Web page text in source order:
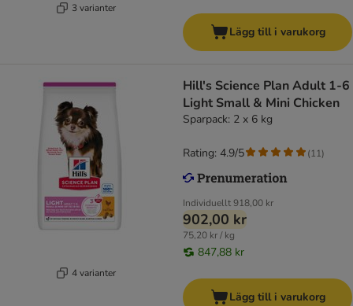
3 varianter
Lägg till i varukorg
4 varianter
Hill's Science Plan Adult 1-6
Light Small & Mini Chicken
Sparpack: 2 x 6 kg
Individuellt918,00 kr
902,00 kr
75,20 kr / kg
847,88 kr
Rating: 4.9/5 (11)
Lägg till i varukorg